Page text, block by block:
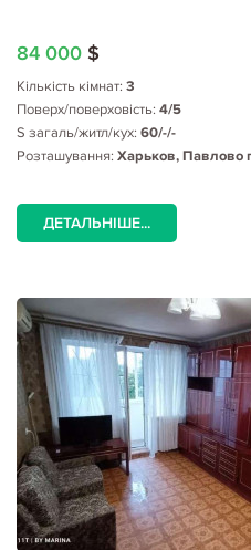
84 000 $
Кількість кімнат: 3
Поверх/поверховість: 4/5
S загаль/житл/кух: 60/-/-
Розташування: Харьков, Павлово
ДЕТАЛЬНІШЕ...